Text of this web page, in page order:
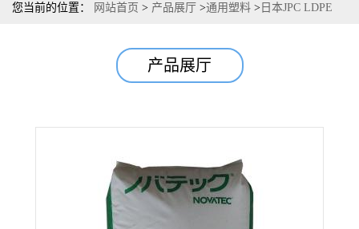
您当前的位置： 网站首页 > 产品展厅 >通用塑料 > 日本JPC LDPE
产品展厅